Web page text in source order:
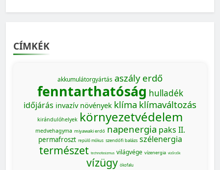
CÍMKÉK
akkumulátorgyártás aszály erdő
fenntarthatóság hulladék
időjárás invazív növények klíma klímaváltozás
kirándulóhelyek környezetvédelem
medvehagyma miyawaki erdő napenergia paks II.
permafroszt repülő mókus szendőfi balázs szélenergia
természet technofasizmus világvége vízenergia vízőrzők
vízügy ökofalu